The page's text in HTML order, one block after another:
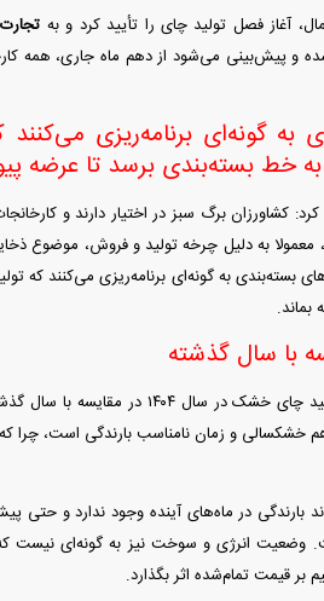
آغاز فصل تولید چای را تأیید کرد و به
و پیش‌بینی می‌شود از دهم ماه جاری، همه
به گونه‌ای برنامه‌ریزی
خط بسته‌بندی برسد تا عرضه
کشاورزان برگ سبز در اختیار دارند و
به دلیل چرخه تولید و فروش، موضوع
بسته‌بندی به گونه‌ای برنامه‌ریزی می‌کنند که
این افت هم خشکسالی و زمان نامناسب بارندگی است،
بارندگی در ماه‌های آینده وجود ندارد و حتی
وضعیت انرژی و سوخت نیز به گونه‌ای نیست که
بر قیمت تمام‌شده اثر بگذارد.